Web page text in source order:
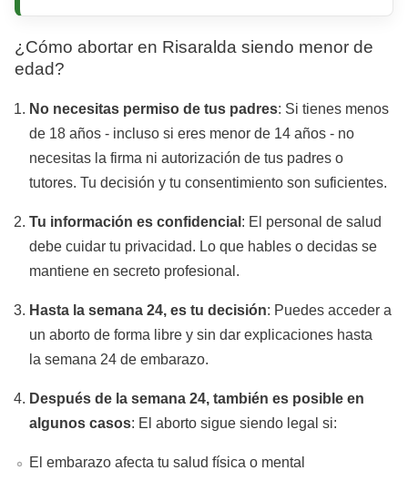
¿Cómo abortar en Risaralda siendo menor de
edad?
No necesitas permiso de tus padres: Si tienes menos
de 18 años - incluso si eres menor de 14 años - no
necesitas la firma ni autorización de tus padres o
tutores. Tu decisión y tu consentimiento son suficientes.
Tu información es confidencial : El personal de salud
debe cuidar tu privacidad. Lo que hables o decidas se
mantiene en secreto profesional.
Hasta la semana 24, es tu decisión: Puedes acceder a
un aborto de forma libre y sin dar explicaciones hasta
la semana 24 de embarazo.
Después de la semana 24, también es posible en
algunos casos: El aborto sigue siendo legal si:
El embarazo afecta tu salud física o mental